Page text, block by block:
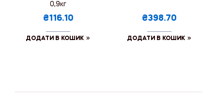
0,9кг
₴116.10
ДОДАТИ В КОШИК
₴398.70
ДОДАТИ В КОШИК